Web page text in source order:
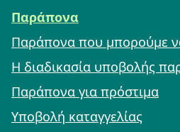
Παράπονα
Παράπονα που μπορούμε
Η διαδικασία υποβολής
Παράπονα για πρόστιμα
Υποβολή καταγγελίας